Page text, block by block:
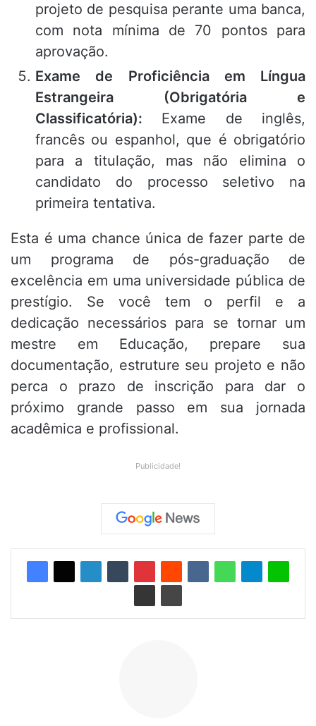
projeto de pesquisa perante uma banca,
com nota mínima de 70 pontos para
aprovação.
Exame de Proficiência em Língua
Estrangeira (Obrigatória e
Classificatória): Exame de inglês,
francês ou espanhol, que é obrigatório
para a titulação, mas não elimina o
candidato do processo seletivo na
primeira tentativa.
Esta é uma chance única de fazer parte de
um programa de pós-graduação de
excelência em uma universidade pública de
prestígio. Se você tem o perfil e a
dedicação necessários para se tornar um
mestre em Educação, prepare sua
documentação, estruture seu projeto e não
perca o prazo de inscrição para dar o
próximo grande passo em sua jornada
acadêmica e profissional.
Publicidade!